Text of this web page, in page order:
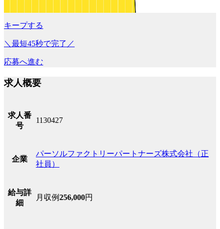
キープする
＼最短45秒で完了／
応募へ進む
求人概要
求人番
号
1130427
企業
パーソルファクトリーパートナーズ株式会社（正
社員）
給与詳
細
月収例256,000円